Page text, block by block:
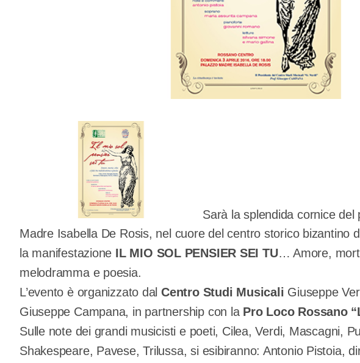
Sarà la splendida cornice del
Madre Isabella De Rosis, nel cuore del centro storico bizantino
la manifestazione IL MIO SOL PENSIER SEI TU… Amore,
melodramma e poesia.
L’evento è organizzato dalCentro Studi Musicali Giuseppe
Giuseppe Campana, in partnership con la Pro Loco Rossano
Sulle note dei grandi musicisti e poeti, Cilea, Verdi, Mascagni,
Shakespeare, Pavese, Trilussa, si esibiranno: Antonio Pistoia,